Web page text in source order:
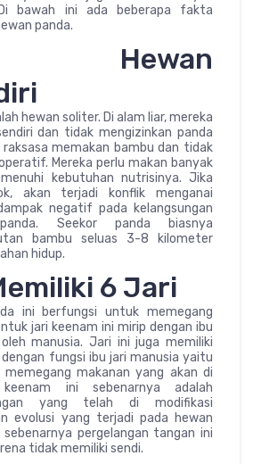
bawah ini ada beberapa fakta
panda.
Hewan
hewan soliter. Di alam liar, mereka
dan tidak mengizinkan panda
raksasa memakan bambu dan tidak
Mereka perlu makan banyak
kebutuhan nutrisinya. Jika
akan terjadi konflik menganai
negatif pada kelangsungan
Seekor panda biasnya
bambu seluas 3-8 kilometer
hidup.
6 Jari
ini berfungsi untuk memegang
jari keenam ini mirip dengan ibu
manusia. Jari ini juga memiliki
fungsi ibu jari manusia yaitu
makanan yang akan di
ini sebenarnya adalah
yang telah di modifikasi
evolusi yang terjadi pada hewan
pergelangan tangan ini
tidak memiliki sendi.